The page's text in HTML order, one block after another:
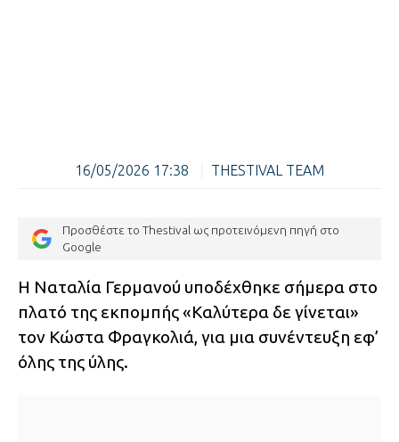
16/05/2026 17:38 THESTIVAL TEAM
Προσθέστε το Thestival ως προτεινόμενη πηγή στο
Google
Η Ναταλία Γερμανού υποδέχθηκε σήμερα στο
πλατό της εκπομπής «Καλύτερα δε γίνεται»
τον Κώστα Φραγκολιά, για μια συνέντευξη εφ’
όλης της ύλης.